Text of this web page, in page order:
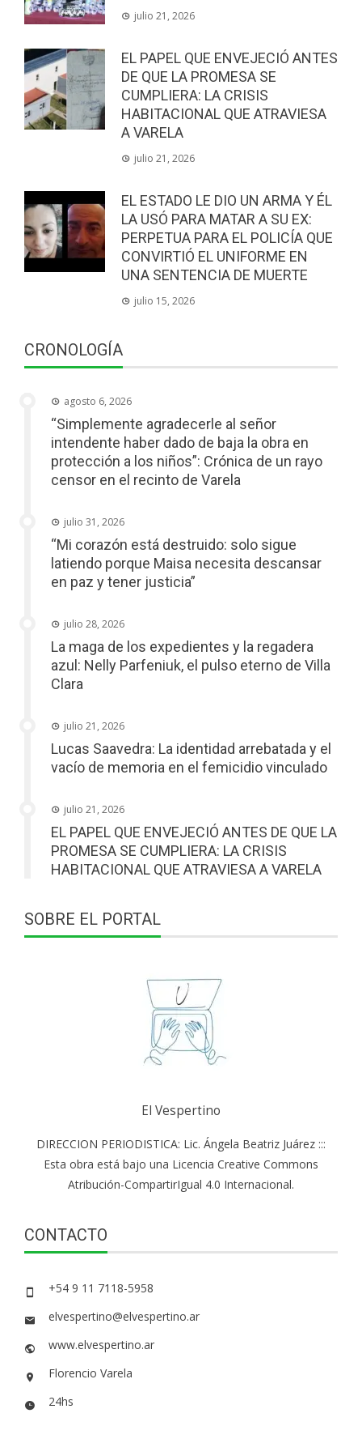
julio 21, 2026
EL PAPEL QUE ENVEJECIÓ ANTES
DE QUE LA PROMESA SE
CUMPLIERA: LA CRISIS
HABITACIONAL QUE ATRAVIESA
A VARELA
julio 21, 2026
EL ESTADO LE DIO UN ARMA Y ÉL
LA USÓ PARA MATAR A SU EX:
PERPETUA PARA EL POLICÍA QUE
CONVIRTIÓ EL UNIFORME EN
UNA SENTENCIA DE MUERTE
julio 15, 2026
CRONOLOGÍA
agosto 6, 2026
“Simplemente agradecerle al señor
intendente haber dado de baja la obra en
protección a los niños”: Crónica de un rayo
censor en el recinto de Varela
julio 31, 2026
“Mi corazón está destruido: solo sigue
latiendo porque Maisa necesita descansar
en paz y tener justicia”
julio 28, 2026
La maga de los expedientes y la regadera
azul: Nelly Parfeniuk, el pulso eterno de Villa
Clara
julio 21, 2026
Lucas Saavedra: La identidad arrebatada y el
vacío de memoria en el femicidio vinculado
julio 21, 2026
EL PAPEL QUE ENVEJECIÓ ANTES DE QUE LA
PROMESA SE CUMPLIERA: LA CRISIS
HABITACIONAL QUE ATRAVIESA A VARELA
SOBRE EL PORTAL
El Vespertino
DIRECCION PERIODISTICA: Lic. Ángela Beatriz Juárez :::
Esta obra está bajo una Licencia Creative Commons
Atribución-CompartirIgual 4.0 Internacional.
CONTACTO
+54 9 11 7118-5958
elvespertino@elvespertino.ar
www.elvespertino.ar
Florencio Varela
24hs